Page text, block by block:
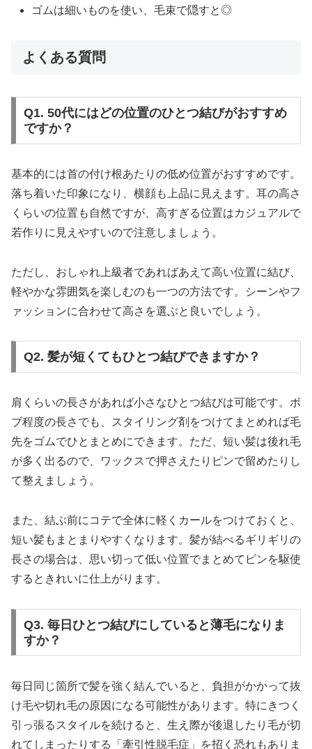
ゴムは細いものを使い、毛束で隠すと◎
よくある質問
Q1. 50代にはどの位置のひとつ結びがおすすめ
ですか？
基本的には首の付け根あたりの低め位置がおすすめです。
落ち着いた印象になり、横顔も上品に見えます。耳の高さ
くらいの位置も自然ですが、高すぎる位置はカジュアルで
若作りに見えやすいので注意しましょう。
ただし、おしゃれ上級者であればあえて高い位置に結び、
軽やかな雰囲気を楽しむのも一つの方法です。シーンやフ
ァッションに合わせて高さを選ぶと良いでしょう。
Q2. 髪が短くてもひとつ結びできますか？
肩くらいの長さがあれば小さなひとつ結びは可能です。ボ
ブ程度の長さでも、スタイリング剤をつけてまとめれば毛
先をゴムでひとまとめにできます。ただ、短い髪は後れ毛
が多く出るので、ワックスで押さえたりピンで留めたりし
て整えましょう。
また、結ぶ前にコテで全体に軽くカールをつけておくと、
短い髪もまとまりやすくなります。髪が結べるギリギリの
長さの場合は、思い切って低い位置でまとめてピンを駆使
するときれいに仕上がります。
Q3. 毎日ひとつ結びにしていると薄毛になりま
すか？
毎日同じ箇所で髪を強く結んでいると、負担がかかって抜
け毛や切れ毛の原因になる可能性があります。特にきつく
引っ張るスタイルを続けると、生え際が後退したり毛が切
れてしまったりする「牽引性脱毛症」を招く恐れもありま